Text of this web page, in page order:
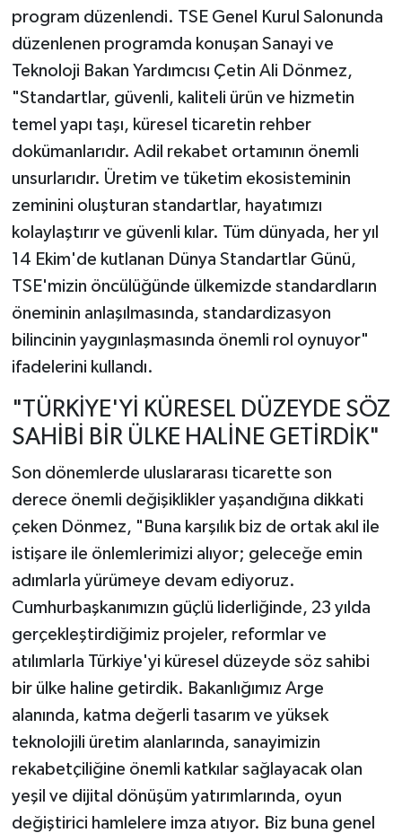
program düzenlendi. TSE Genel Kurul Salonunda
düzenlenen programda konuşan Sanayi ve
Teknoloji Bakan Yardımcısı Çetin Ali Dönmez,
"Standartlar, güvenli, kaliteli ürün ve hizmetin
temel yapı taşı, küresel ticaretin rehber
dokümanlarıdır. Adil rekabet ortamının önemli
unsurlarıdır. Üretim ve tüketim ekosisteminin
zeminini oluşturan standartlar, hayatımızı
kolaylaştırır ve güvenli kılar. Tüm dünyada, her yıl
14 Ekim'de kutlanan Dünya Standartlar Günü,
TSE'mizin öncülüğünde ülkemizde standardların
öneminin anlaşılmasında, standardizasyon
bilincinin yaygınlaşmasında önemli rol oynuyor"
ifadelerini kullandı.
"TÜRKİYE'Yİ KÜRESEL DÜZEYDE SÖZ
SAHİBİ BİR ÜLKE HALİNE GETİRDİK"
Son dönemlerde uluslararası ticarette son
derece önemli değişiklikler yaşandığına dikkati
çeken Dönmez, "Buna karşılık biz de ortak akıl ile
istişare ile önlemlerimizi alıyor; geleceğe emin
adımlarla yürümeye devam ediyoruz.
Cumhurbaşkanımızın güçlü liderliğinde, 23 yılda
gerçekleştirdiğimiz projeler, reformlar ve
atılımlarla Türkiye'yi küresel düzeyde söz sahibi
bir ülke haline getirdik. Bakanlığımız Arge
alanında, katma değerli tasarım ve yüksek
teknolojili üretim alanlarında, sanayimizin
rekabetçiliğine önemli katkılar sağlayacak olan
yeşil ve dijital dönüşüm yatırımlarında, oyun
değiştirici hamlelere imza atıyor. Biz buna genel